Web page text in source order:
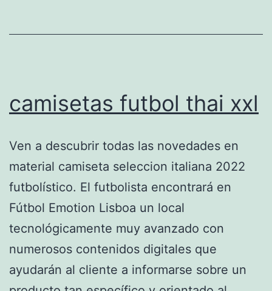
camisetas futbol thai xxl
Ven a descubrir todas las novedades en
material camiseta seleccion italiana 2022
futbolístico. El futbolista encontrará en
Fútbol Emotion Lisboa un local
tecnológicamente muy avanzado con
numerosos contenidos digitales que
ayudarán al cliente a informarse sobre un